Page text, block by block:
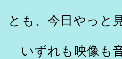
とも、今日やっと
いずれも映像も